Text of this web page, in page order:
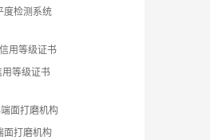
度检测系统
用等级证书
面打磨机构